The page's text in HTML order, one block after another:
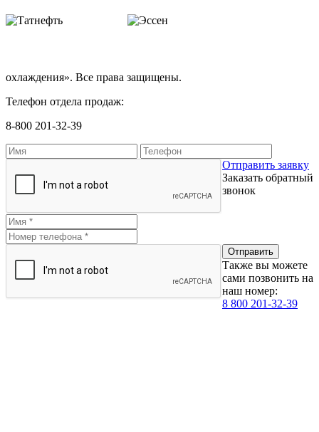
охлаждения». Все права защищены.
Телефон отдела продаж:
8-800 201-32-39
Отправить заявку
Заказать обратный
звонок
Также вы можете
сами позвонить на
наш номер:
8 800 201-32-39